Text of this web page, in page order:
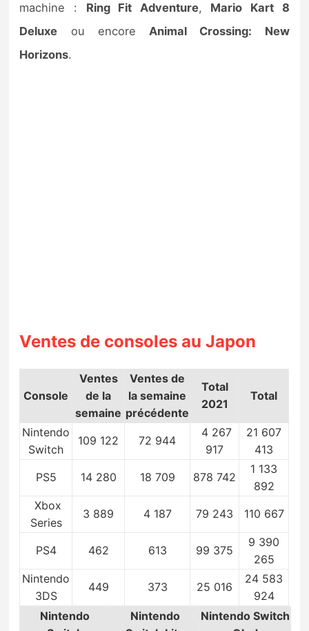
machine : Ring Fit Adventure, Mario Kart 8
Deluxe ou encoreAnimal Crossing: New
Horizons.
Ventes de consoles au Japon
Console
Ventes
de la
semaine
Ventes de
la semaine
précédente
Total
2021
Total
Nintendo
Switch
109 122 72 944
4 267
917
21 607
413
PS5
14 280 18 709 878 742
1 133
892
Xbox
Series
3 889 4 187 79 243 110 667
PS4 462 613 99 375
9 390
265
Nintendo
3DS
449 373 25 016
24 583
924
Nintendo
Nintendo
Nintendo Switch